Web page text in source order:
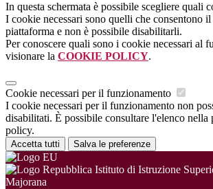
In questa schermata è possibile scegliere quali
I cookie necessari sono quelli che consentono
piattaforma e non è possibile disabilitarli.
Per conoscere quali sono i cookie necessari al
visionare la COOKIE POLICY.
Cookie necessari per il funzionamento
I cookie necessari per il funzionamento non
disabilitati. È possibile consultare l'elenco nella
policy.
Accetta tutti Salva le preferenze
Istituto di Istruzione
Majorana